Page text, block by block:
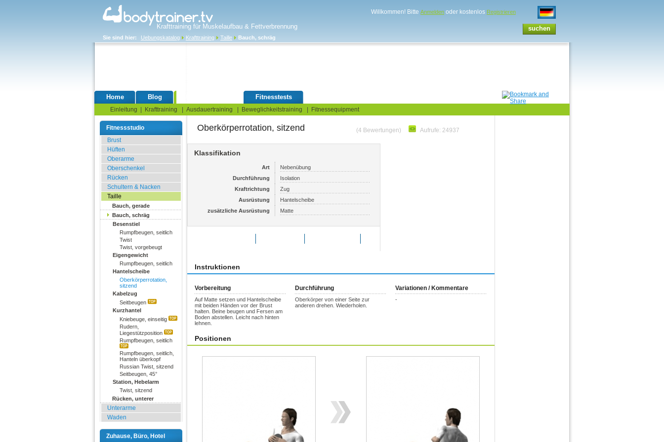
Krafttraining für Muskelaufbau & Fettverbrennung
Sie sind hier: Uebungskatalog Krafttraining Taille Bauch, schräg
Willkommen! Bitte Anmelden oder kostenlos Registrieren
Home Blog Fitnesstests
Einleitung Krafttraining Ausdauertraining Beweglichkeitstraining Fitnessequipment
Fitnessstudio
Brust
Hüften
Oberarme
Oberschenkel
Rücken
Schultern & Nacken
Taille
Bauch, gerade
Bauch, schräg
Besenstiel
Rumpfbeugen, seitlich
Twist
Twist, vorgebeugt
Eigengewicht
Rumpfbeugen, seitlich
Hantelscheibe
Oberkörperrotation,
sitzend
Kabelzug
Seitbeugen
Kurzhantel
Kniebeuge, einseitig
Rudern,
Liegestützposition
Rumpfbeugen, seitlich
Rumpfbeugen, seitlich,
Hanteln überkopf
Russian Twist, sitzend
Seitbeugen, 45°
Station, Hebelarm
Twist, sitzend
Rücken, unterer
Unterarme
Waden
Zuhause, Büro, Hotel
Oberkörperrotation, sitzend (4 Bewertungen) Aufrufe: 24937
Klassifikation
Art
Nebenübung
Durchführung
Isolation
Kraftrichtung
Zug
Ausrüstung
Hantelscheibe
zusätzliche Ausrüstung
Matte
Instruktionen
Vorbereitung
Auf Matte setzen und Hantelscheibe
mit beiden Händen vor der Brust
halten. Beine beugen und Fersen am
Boden abstellen. Leicht nach hinten
lehnen.
Durchführung
Oberkörper von einer Seite zur
anderen drehen. Wiederholen.
Variationen / Kommentare
-
Positionen